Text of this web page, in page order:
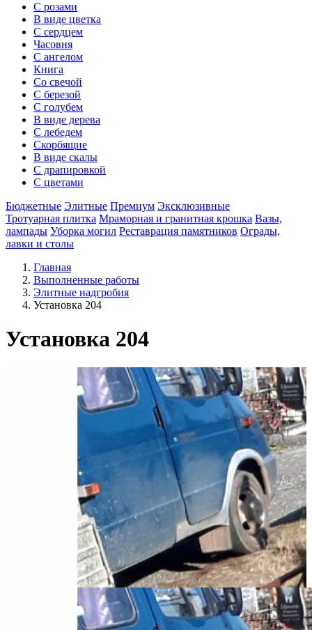
С розами
В виде цветка
С сердцем
Часовня
С ангелом
Книга
Со свечой
С березой
С голубем
В виде дерева
С лебедем
Скорбящие
В виде скалы
С драпировкой
С цветами
Бюджетные Элитные Премиум Эксклюзивные
Тротуарная плитка Мраморная и гранитная крошка Вазы,
лампады Уборка могил Реставрация памятников Ограды,
лавки и столы
Главная
Выполненные работы
Элитные надгробия
Установка 204
Установка 204